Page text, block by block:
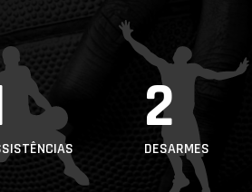
2
DESARMES